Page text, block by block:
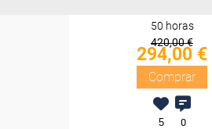
50 horas
420,00 €
294,00 €
Comprar
5 0